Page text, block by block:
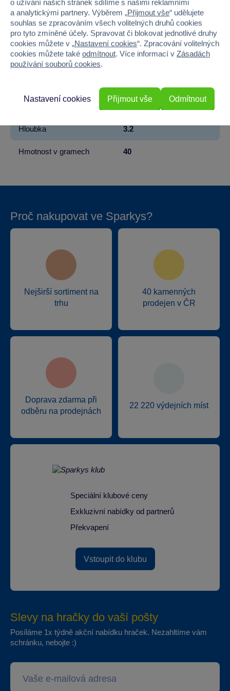
Věk od 3
Pohlaví HOLKA, KLUK
Materiál
Hloubka 3.2
Hmotnost v gramech 40
Proč nakupovat ve Sparkys?
Nejširší sortiment na
trhu
40 kamenných
prodejen v ČR
Doprava zdarma při
odběru na prodejnách
22 220 výdejních míst
Speciální klubové ceny
Exkluzivní nabídky od partnerů
Překvapení
Vstoupit do klubu
Slevy na hračky do vaší pošty
Posíláme 1x týdně akční nabídku hraček. Nezahltíme vám
schránku, nebojte :)
o užívání našich stránek sdílíme s našimi reklamními
a analytickými partnery. Výběrem „Přijmout vše“ udělujete
souhlas se zpracováním všech volitelných druhů cookies
pro tyto zmíněné účely. Spravovat či blokovat jednotlivé druhy
cookies můžete v „Nastavení cookies“. Zpracování volitelných
cookies můžete také odmítnout. Více informací v Zásadách
používání souborů cookies.
Odmítnout
Nastavení cookies Přijmout vše